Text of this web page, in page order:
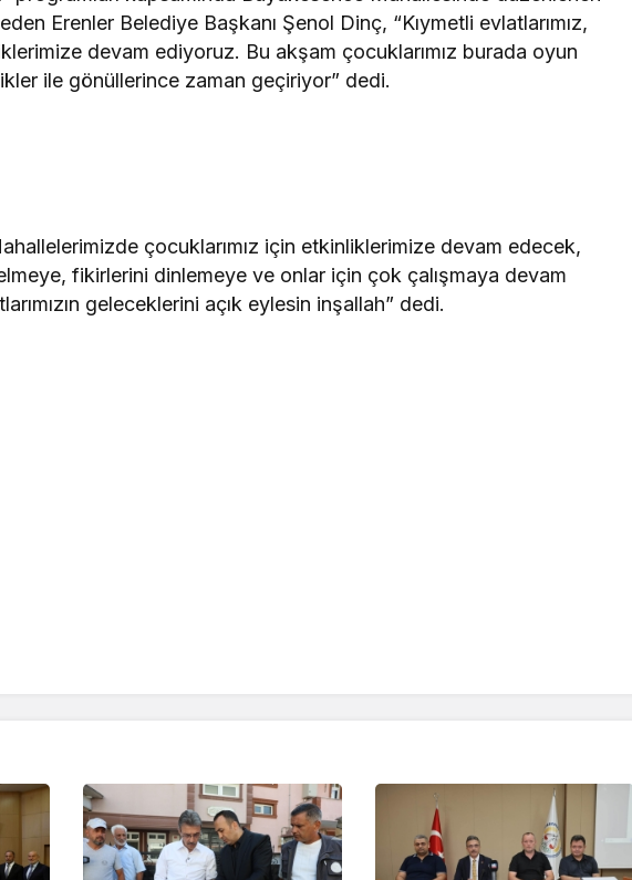
Erenler Belediye Başkanı Şenol Dinç, “Kıymetli evlatlarımız,
devam ediyoruz. Bu akşam çocuklarımız burada oyun
ile gönüllerince zaman geçiriyor” dedi.
çocuklarımız için etkinliklerimize devam edecek,
fikirlerini dinlemeye ve onlar için çok çalışmaya devam
geleceklerini açık eylesin inşallah” dedi.